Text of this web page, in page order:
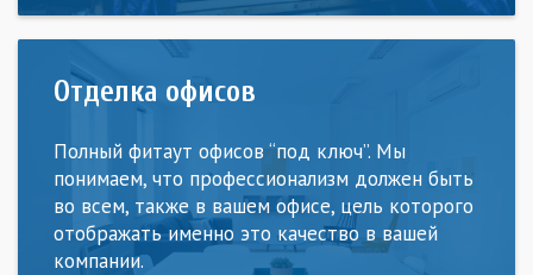
Отделка офисов
Полный фитаут офисов “под ключ”. Мы
понимаем, что профессионализм должен быть
во всем, также в вашем офисе, цель которого
отображать именно это качество в вашей
компании.